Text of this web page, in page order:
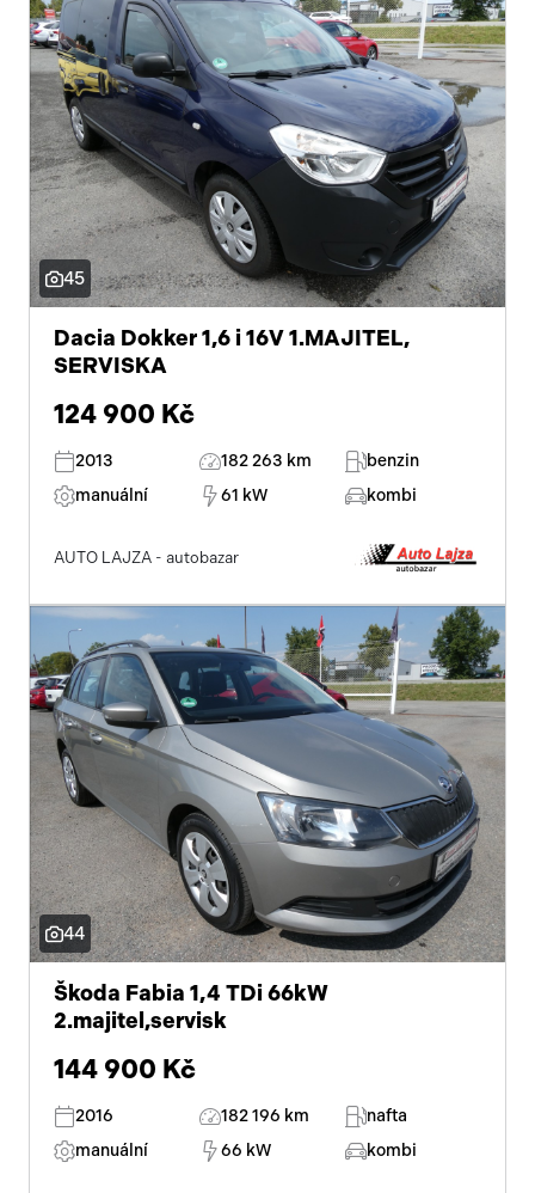
45
Dacia Dokker 1,6 i 16V 1.MAJITEL,
SERVISKA
124 900 Kč
2013 182 263 km
benzin
manuální
61 kW kombi
AUTO LAJZA - autobazar
44
Škoda Fabia 1,4 TDi 66kW
2.majitel,servisk
144 900 Kč
2016 182 196 km
nafta
manuální
66 kW kombi